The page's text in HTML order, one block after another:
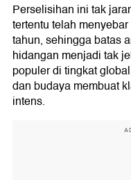
Perselisihan ini tak
tertentu telah
tahun, sehingga batas
hidangan menjadi tak
populer di tingkat
dan budaya membuat
intens.